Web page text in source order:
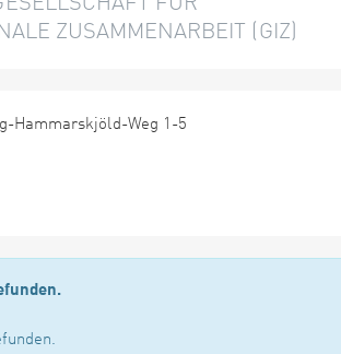
FÜR
ZUSAMMENARBEIT (GIZ)
Hammarskjöld-Weg 1-5